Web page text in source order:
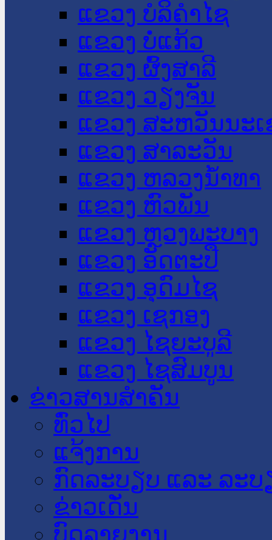
ແຂວງ ບໍລິຄໍາໄຊ
ແຂວງ ບໍ່ແກ້ວ
ແຂວງ ຜົ້ງສາລີ
ແຂວງ ວຽງຈັນ
ແຂວງ ສະຫວັນນະ
ແຂວງ ສາລະວັນ
ແຂວງ ຫລວງນໍ້າທາ
ແຂວງ ຫົວພັນ
ແຂວງ ຫຼວງພະບາງ
ແຂວງ ອັດຕະປື
ແຂວງ ອຸດົມໄຊ
ແຂວງ ເຊກອງ
ແຂວງ ໄຊຍະບູລີ
ແຂວງ ໄຊສົມບູນ
ຂ່າວສານສໍາຄັນ
​ທົ່ວ​ໄປ
ແຈ້ງການ
ກົດລະບຽບ ແລະ ລະບ
ຂ່າວເດັ່ນ
ບົດລາຍງານ